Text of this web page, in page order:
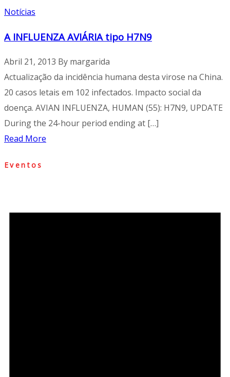
Notícias
A INFLUENZA AVIÁRIA tipo H7N9
Abril 21, 2013 By margarida
Actualização da incidência humana desta virose na China.
20 casos letais em 102 infectados. Impacto social da
doença. AVIAN INFLUENZA, HUMAN (55): H7N9, UPDATE
During the 24-hour period ending at […]
Read More
Eventos